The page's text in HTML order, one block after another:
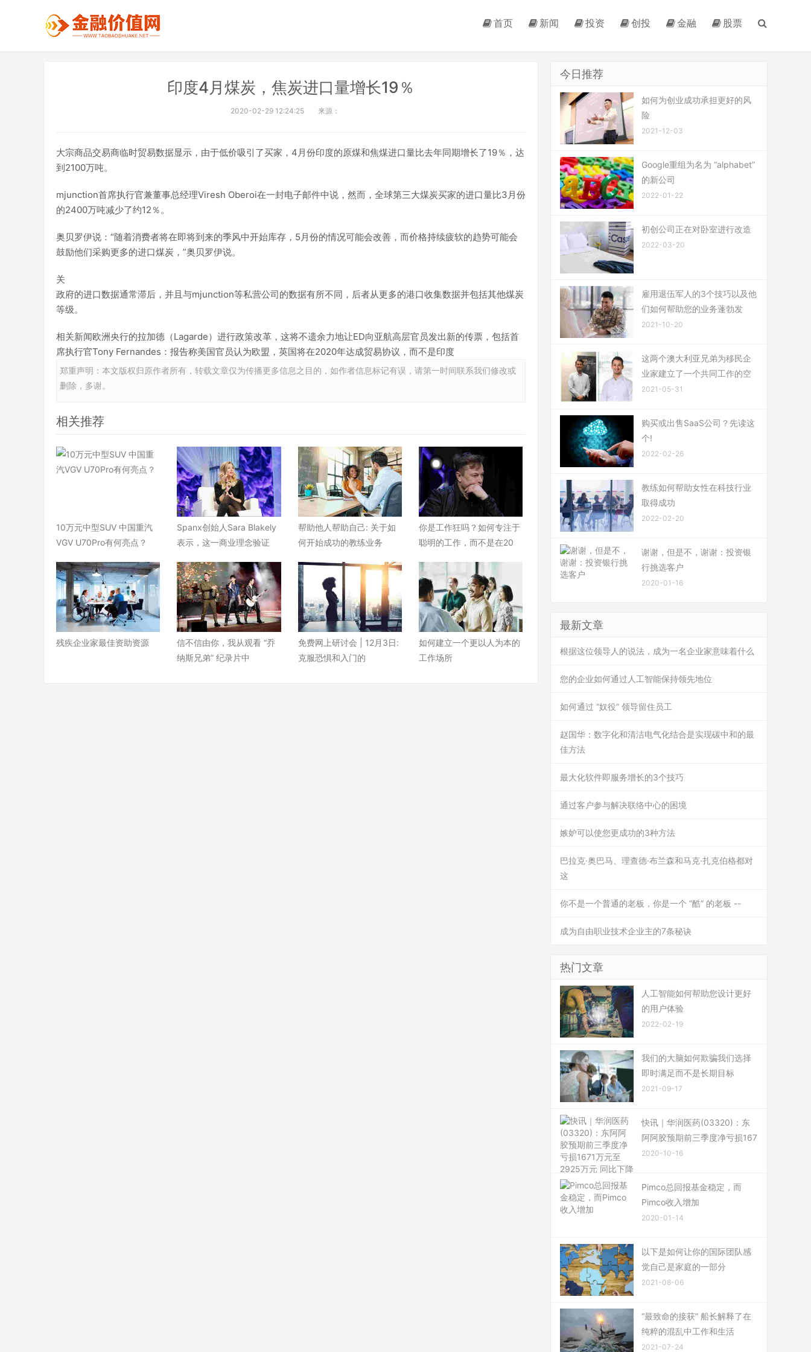
首页 新闻 投资 创投 金融 股票
印度4月煤炭，焦炭进口量增长19％
2020-02-29 12:24:25 来源：
大宗商品交易商临时贸易数据显示，由于低价吸引了买家，4月份印度的原煤和焦煤进口量比去年同期增长了19％，达
到2100万吨。
mjunction首席执行官兼董事总经理Viresh Oberoi在一封电子邮件中说，然而，全球第三大煤炭买家的进口量比3月份
的2400万吨减少了约12％。
奥贝罗伊说：“随着消费者将在即将到来的季风中开始库存，5月份的情况可能会改善，而价格持续疲软的趋势可能会
鼓励他们采购更多的进口煤炭，”奥贝罗伊说。
关
政府的进口数据通常滞后，并且与mjunction等私营公司的数据有所不同，后者从更多的港口收集数据并包括其他煤炭
等级。
相关新闻欧洲央行的拉加德（Lagarde）进行政策改革，这将不遗余力地让ED向亚航高层官员发出新的传票，包括首
席执行官Tony Fernandes：报告称美国官员认为欧盟，英国将在2020年达成贸易协议，而不是印度
郑重声明：本文版权归原作者所有，转载文章仅为传播更多信息之目的，如作者信息标记有误，请第一时间联系我们修改或
删除，多谢。
相关推荐
10万元中型SUV 中国重汽
VGV U70Pro有何亮点？
Spanx创始人Sara Blakely
表示，这一商业理念验证
帮助他人帮助自己: 关于如
何开始成功的教练业务
你是工作狂吗？如何专注于
聪明的工作，而不是在20
残疾企业家最佳资助资源
信不信由你，我从观看 “乔
纳斯兄弟” 纪录片中
免费网上研讨会 | 12月3日:
克服恐惧和入门的
如何建立一个更以人为本的
工作场所
今日推荐
如何为创业成功承担更好的风
险
2021-12-03
Google重组为名为 “alphabet”
的新公司
2022-01-22
初创公司正在对卧室进行改造
2022-03-20
雇用退伍军人的3个技巧以及他
们如何帮助您的业务蓬勃发
2021-10-20
这两个澳大利亚兄弟为移民企
业家建立了一个共同工作的空
2021-05-31
购买或出售SaaS公司？先读这
个!
2022-02-26
教练如何帮助女性在科技行业
取得成功
2022-02-20
谢谢，但是不，谢谢：投资银
行挑选客户
2020-01-16
最新文章
根据这位领导人的说法，成为一名企业家意味着什么
您的企业如何通过人工智能保持领先地位
如何通过 “奴役” 领导留住员工
赵国华：数字化和清洁电气化结合是实现碳中和的最
佳方法
最大化软件即服务增长的3个技巧
通过客户参与解决联络中心的困境
嫉妒可以使您更成功的3种方法
巴拉克·奥巴马、理查德·布兰森和马克·扎克伯格都对
这
你不是一个普通的老板，你是一个 “酷” 的老板 --
成为自由职业技术企业主的7条秘诀
热门文章
人工智能如何帮助您设计更好
的用户体验
2022-02-19
我们的大脑如何欺骗我们选择
即时满足而不是长期目标
2021-09-17
快讯｜华润医药(03320)：东
阿阿胶预期前三季度净亏损167
2020-10-16
Pimco总回报基金稳定，而
Pimco收入增加
2020-01-14
以下是如何让你的国际团队感
觉自己是家庭的一部分
2021-08-06
“最致命的接获” 船长解释了在
纯粹的混乱中工作和生活
2021-07-24